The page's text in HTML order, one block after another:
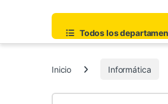
Todos los
Inicio Informática